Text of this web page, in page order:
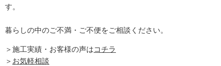
す。
暮らしの中のご不満・ご不便をご相談ください。
＞施工実績・お客様の声はコチラ
＞ お気軽相談